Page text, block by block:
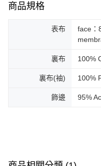
商品規格
表布
face：
裏布 100%
裏布(袖) 100%
飾邊 95%